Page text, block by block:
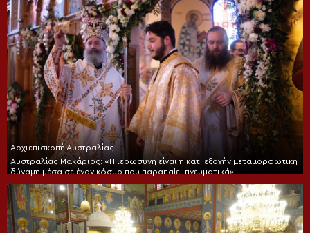
Αρχιεπισκοπή Αυστραλίας
Αυστραλίας Μακάριος: «Η ιερωσύνη είναι η κατ’ εξοχήν μεταμορφωτική
δύναμη μέσα σε έναν κόσμο που παραπαίει πνευματικά»